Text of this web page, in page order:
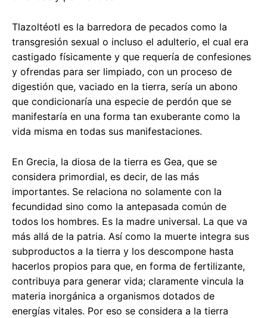
Tlazoltéotl es la barredora de pecados como la
transgresión sexual o incluso el adulterio, el cual era
castigado físicamente y que requería de confesiones
y ofrendas para ser limpiado, con un proceso de
digestión que, vaciado en la tierra, sería un abono
que condicionaría una especie de perdón que se
manifestaría en una forma tan exuberante como la
vida misma en todas sus manifestaciones.
En Grecia, la diosa de la tierra es Gea, que se
considera primordial, es decir, de las más
importantes. Se relaciona no solamente con la
fecundidad sino como la antepasada común de
todos los hombres. Es la madre universal. La que va
más allá de la patria. Así como la muerte integra sus
subproductos a la tierra y los descompone hasta
hacerlos propios para que, en forma de fertilizante,
contribuya para generar vida; claramente vincula la
materia inorgánica a organismos dotados de
energías vitales. Por eso se considera a la tierra